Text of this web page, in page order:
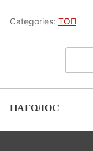
Categories: ТОП
НАГОЛОC